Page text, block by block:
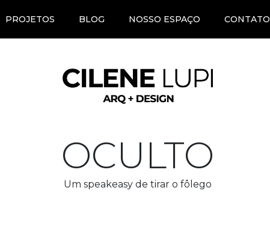
PROJETOS BLOG NOSSO ESPAÇO CONTATO
OCULTO
Um speakeasy de tirar o fôlego